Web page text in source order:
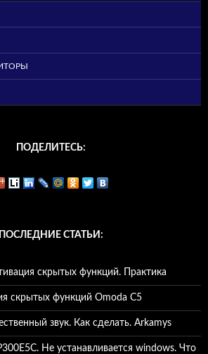
ПОДЕЛИТЕСЬ:
ПОСЛЕДНИЕ СТАТЬИ:
скрытых функций. Практика
скрытых функций Omoda C5
звук. Как сделать. Arkamys
Не устанавливается windows. Что